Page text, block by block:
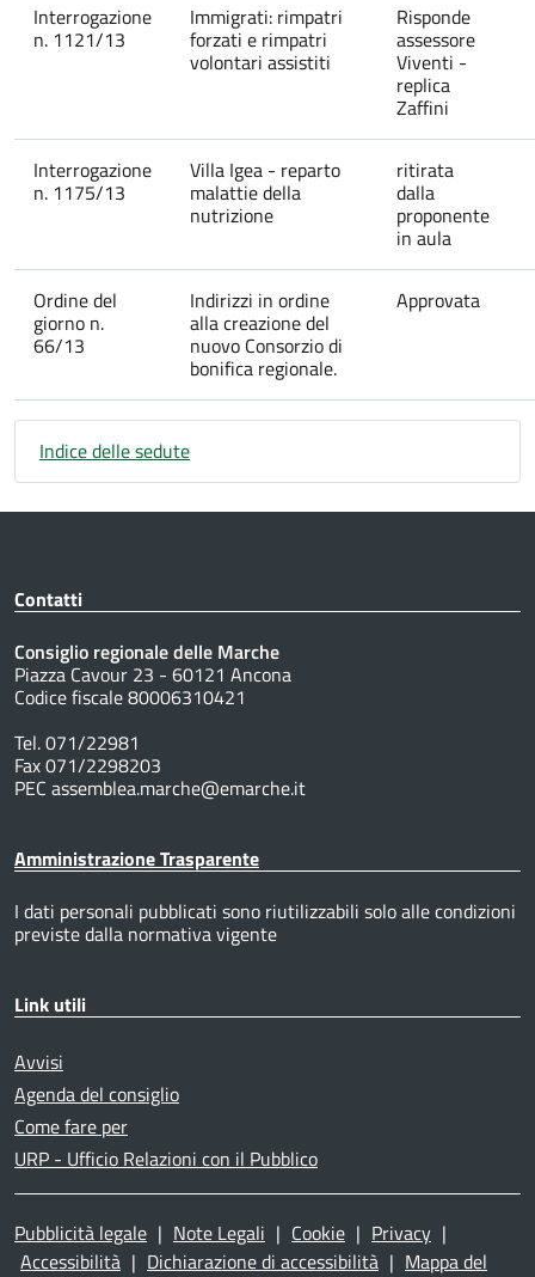
Interrogazione
n. 1121/13
Immigrati: rimpatri
forzati e rimpatri
volontari assistiti
Risponde
assessore
Viventi -
replica
Zaffini
Interrogazione
n. 1175/13
Villa Igea - reparto
malattie della
nutrizione
ritirata
dalla
proponente
in aula
Ordine del
giorno n.
66/13
Indirizzi in ordine
alla creazione del
nuovo Consorzio di
bonifica regionale.
Approvata
Indice delle sedute
Contatti
Consiglio regionale delle Marche
Piazza Cavour 23 - 60121 Ancona
Codice fiscale 80006310421
Tel. 071/22981
Fax 071/2298203
PEC assemblea.marche@emarche.it
Amministrazione Trasparente
I dati personali pubblicati sono riutilizzabili solo alle condizioni
previste dalla normativa vigente
Link utili
Avvisi
Agenda del consiglio
Come fare per
URP - Ufficio Relazioni con il Pubblico
Pubblicità legale | Note Legali | Cookie | Privacy |
Accessibilità | Dichiarazione di accessibilità | Mappa del